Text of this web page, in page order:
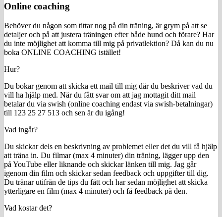
Online coaching
Behöver du någon som tittar nog på din träning, är grym på att se
detaljer och på att justera träningen efter både hund och förare? Har
du inte möjlighet att komma till mig på privatlektion? Då kan du nu
boka ONLINE COACHING istället!
Hur?
Du bokar genom att skicka ett mail till mig där du beskriver vad du
vill ha hjälp med. När du fått svar om att jag mottagit ditt mail
betalar du via swish (online coaching endast via swish-betalningar)
till 123 25 27 513 och sen är du igång!
Vad ingår?
Du skickar dels en beskrivning av problemet eller det du vill få hjälp
att träna in. Du filmar (max 4 minuter) din träning, lägger upp den
på YouTube eller liknande och skickar länken till mig. Jag går
igenom din film och skickar sedan feedback och uppgifter till dig.
Du tränar utifrån de tips du fått och har sedan möjlighet att skicka
ytterligare en film (max 4 minuter) och få feedback på den.
Vad kostar det?